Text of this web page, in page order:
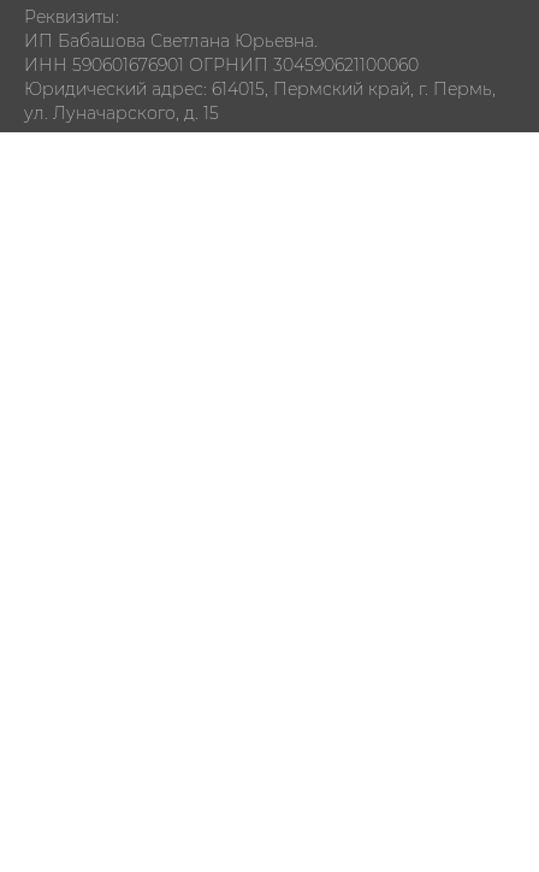
Реквизиты:
ИП Бабашова Светлана Юрьевна.
ИНН 590601676901 ОГРНИП 304590621100060
Юридический адрес: 614015, Пермский край, г. Пермь,
ул. Луначарского, д. 15